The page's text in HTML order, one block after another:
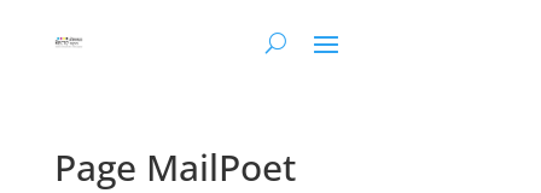
Page MailPoet